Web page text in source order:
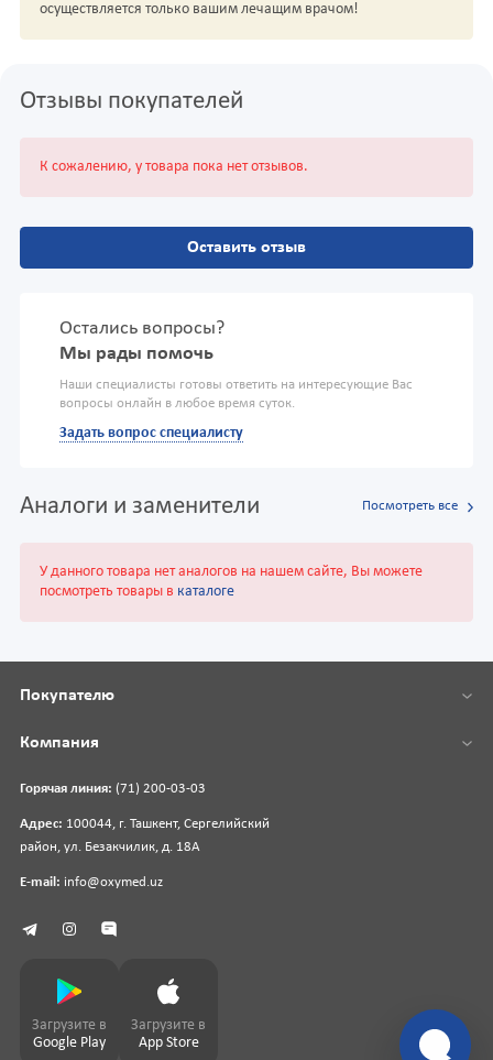
осуществляется только вашим лечащим врачом!
Отзывы покупателей
К сожалению, у товара пока нет отзывов.
Оставить отзыв
Остались вопросы?
Мы рады помочь
Наши специалисты готовы ответить на интересующие Вас
вопросы онлайн в любое время суток.
Задать вопрос специалисту
Аналоги и заменители Посмотреть все
У данного товара нет аналогов на нашем сайте, Вы можете
посмотреть товары в каталоге
Горячая линия: (71) 200-03-03
Адрес: 100044, г. Ташкент, Сергелийский
район, ул. Безакчилик, д. 18А
E-mail: info@oxymed.uz
Покупателю
Компания
Загрузите в
Google Play
Загрузите в
App Store